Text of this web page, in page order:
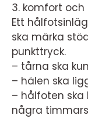
3. komfort
Ett
ska märka
punkttryck.
– tårna ska
– hälen ska
– hålfoten
några